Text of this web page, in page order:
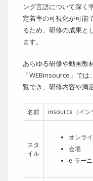
ング言語について深く
定着率の可視化が可能
るため、研修の成果と
ます。
あらゆる研修や動画教
「WEBinsource」で
覧でき、研修内容や満
名前 insource（イン
スタ
イル
オンラ
会場
e-ラー